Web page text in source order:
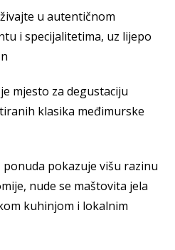
u autentičnom
i specijalitetima, uz lijepo
mjesto za degustaciju
klasika međimurske
ponuda pokazuje višu razinu
nude se maštovita jela
kuhinjom i lokalnim